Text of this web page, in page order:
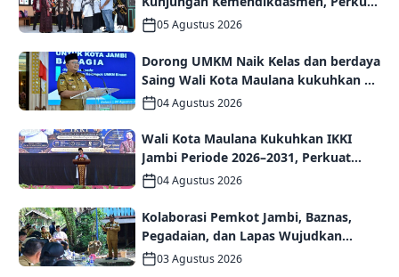
Kolaborasi Wujudkan PAUD
Berkualitas dan Generasi Emas 2045
05 Agustus 2026
Dorong UMKM Naik Kelas dan berdaya
Saing Wali Kota Maulana kukuhkan 35
kelompok UMKM Binaan
04 Agustus 2026
Wali Kota Maulana Kukuhkan IKKI
Jambi Periode 2026–2031, Perkuat
Persaudaraan dan Kolaborasi dalam
Keberagaman
04 Agustus 2026
Kolaborasi Pemkot Jambi, Baznas,
Pegadaian, dan Lapas Wujudkan
Rumah Layak Huni bagi Warga Kurang
03 Agustus 2026